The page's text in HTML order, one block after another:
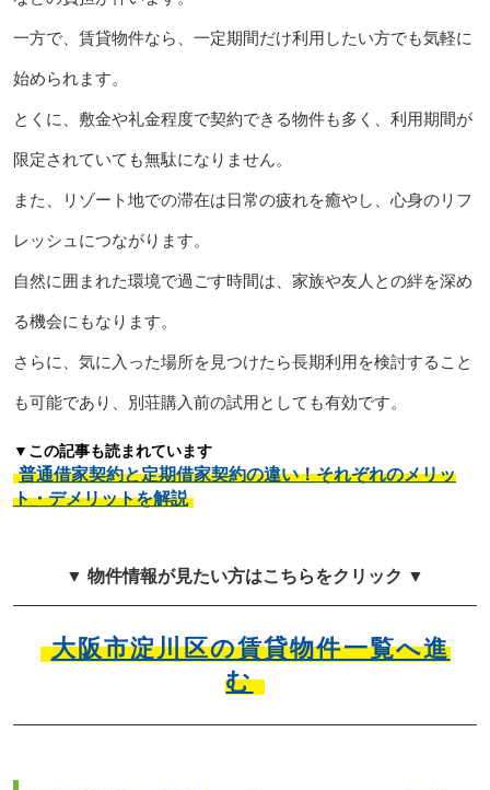
一方で、賃貸物件なら、一定期間だけ利用したい方でも気軽に
始められます。
とくに、敷金や礼金程度で契約できる物件も多く、利用期間が
限定されていても無駄になりません。
また、リゾート地での滞在は日常の疲れを癒やし、心身のリフ
レッシュにつながります。
自然に囲まれた環境で過ごす時間は、家族や友人との絆を深め
る機会にもなります。
さらに、気に入った場所を見つけたら長期利用を検討すること
も可能であり、別荘購入前の試用としても有効です。
▼この記事も読まれています
普通借家契約と定期借家契約の違い！それぞれのメリッ
ト・デメリットを解説
▼ 物件情報が見たい方はこちらをクリック ▼
大阪市淀川区の賃貸物件一覧へ進
む